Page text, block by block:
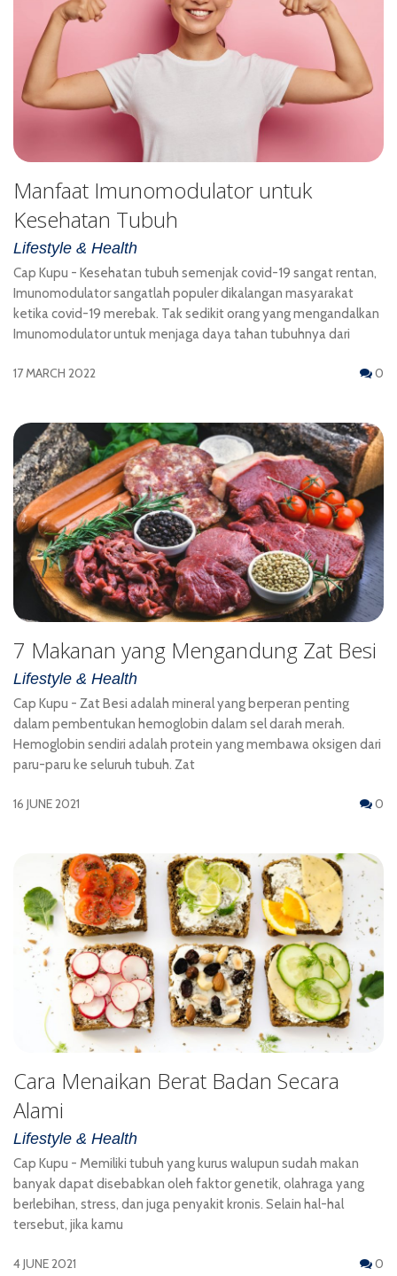
Manfaat Imunomodulator untuk
Kesehatan Tubuh
Lifestyle & Health
Cap Kupu - Kesehatan tubuh semenjak covid-19 sangat rentan,
Imunomodulator sangatlah populer dikalangan masyarakat
ketika covid-19 merebak. Tak sedikit orang yang mengandalkan
Imunomodulator untuk menjaga daya tahan tubuhnya dari
17 MARCH 2022 0
7 Makanan yang Mengandung Zat Besi
Lifestyle & Health
Cap Kupu - Zat Besi adalah mineral yang berperan penting
dalam pembentukan hemoglobin dalam sel darah merah.
Hemoglobin sendiri adalah protein yang membawa oksigen dari
paru-paru ke seluruh tubuh. Zat
16 JUNE 2021 0
Cara Menaikan Berat Badan Secara
Alami
Lifestyle & Health
Cap Kupu - Memiliki tubuh yang kurus walupun sudah makan
banyak dapat disebabkan oleh faktor genetik, olahraga yang
berlebihan, stress, dan juga penyakit kronis. Selain hal-hal
tersebut, jika kamu
4 JUNE 2021 0